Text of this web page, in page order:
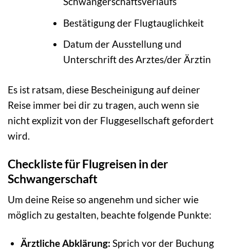
Bestätigung der Flugtauglichkeit
Datum der Ausstellung und
Unterschrift des Arztes/der Ärztin
Es ist ratsam, diese Bescheinigung auf deiner
Reise immer bei dir zu tragen, auch wenn sie
nicht explizit von der Fluggesellschaft gefordert
wird.
Checkliste für Flugreisen in der
Schwangerschaft
Um deine Reise so angenehm und sicher wie
möglich zu gestalten, beachte folgende Punkte:
Ärztliche Abklärung: Sprich vor der Buchung